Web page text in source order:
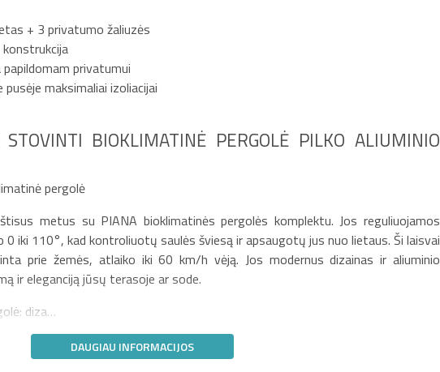
+ 3 privatumo žaliuzės
privatumui
maksimaliai izoliacijai
BIOKLIMATINĖ PERGOLĖ PILKO ALIUMINIO
pergolė
metus su PIANA bioklimatinės pergolės komplektu. Jos reguliuojamos
iki 110°, kad kontroliuotų saulės šviesą ir apsaugotų jus nuo lietaus. Ši laisvai
prie žemės, atlaiko iki 60 km/h vėją. Jos modernus dizainas ir aliuminio
ir eleganciją jūsų terasoje ar sode.
diza…
DAUGIAU INFORMACIJOS